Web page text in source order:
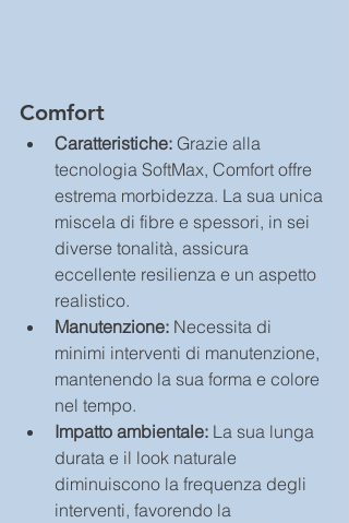
Comfort
Caratteristiche: Grazie alla
tecnologia SoftMax, Comfort offre
estrema morbidezza. La sua unica
miscela di fibre e spessori, in sei
diverse tonalità, assicura
eccellente resilienza e un aspetto
realistico.
Manutenzione: Necessita di
minimi interventi di manutenzione,
mantenendo la sua forma e colore
nel tempo.
Impatto ambientale: La sua lunga
durata e il look naturale
diminuiscono la frequenza degli
interventi, favorendo la